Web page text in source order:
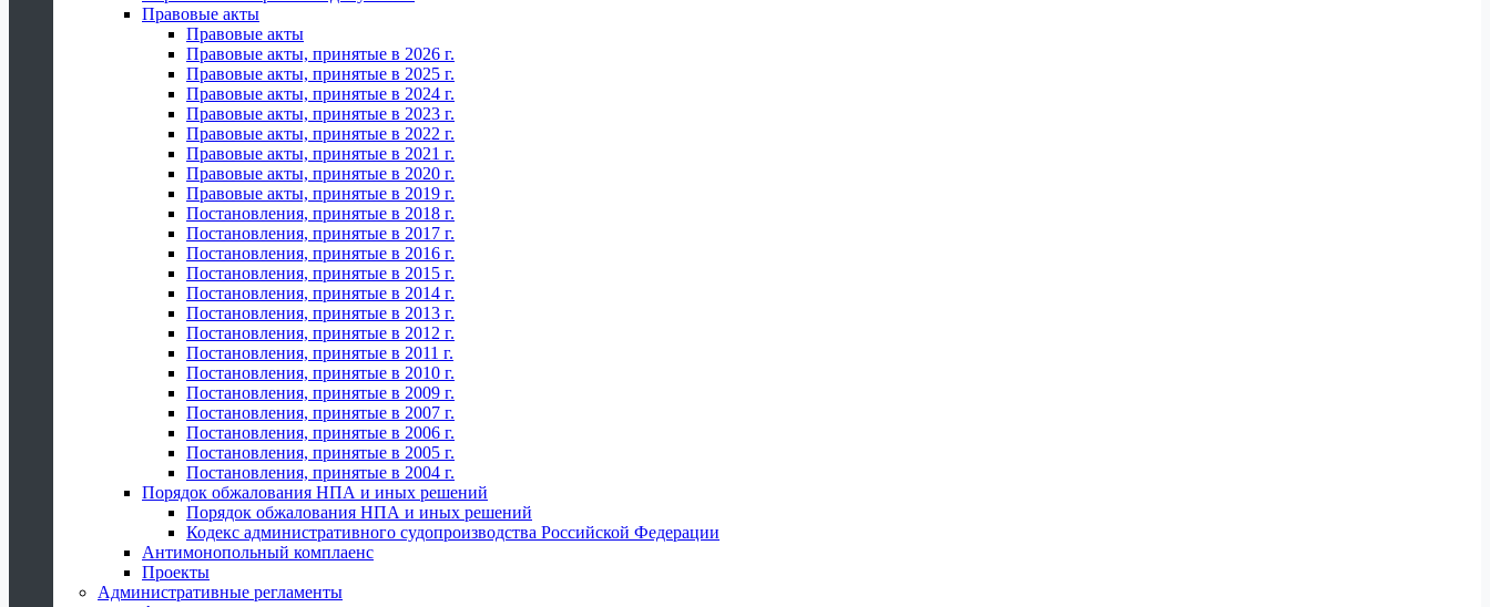
Правовые акты
Правовые акты
Правовые акты, принятые в 2026 г.
Правовые акты, принятые в 2025 г.
Правовые акты, принятые в 2024 г.
Правовые акты, принятые в 2023 г.
Правовые акты, принятые в 2022 г.
Правовые акты, принятые в 2021 г.
Правовые акты, принятые в 2020 г.
Правовые акты, принятые в 2019 г.
Постановления, принятые в 2018 г.
Постановления, принятые в 2017 г.
Постановления, принятые в 2016 г.
Постановления, принятые в 2015 г.
Постановления, принятые в 2014 г.
Постановления, принятые в 2013 г.
Постановления, принятые в 2012 г.
Постановления, принятые в 2011 г.
Постановления, принятые в 2010 г.
Постановления, принятые в 2009 г.
Постановления, принятые в 2007 г.
Постановления, принятые в 2006 г.
Постановления, принятые в 2005 г.
Постановления, принятые в 2004 г.
Порядок обжалования НПА и иных решений
Порядок обжалования НПА и иных решений
Кодекс административного судопроизводства Российской Федерации
Антимонопольный комплаенс
Проекты
Административные регламенты